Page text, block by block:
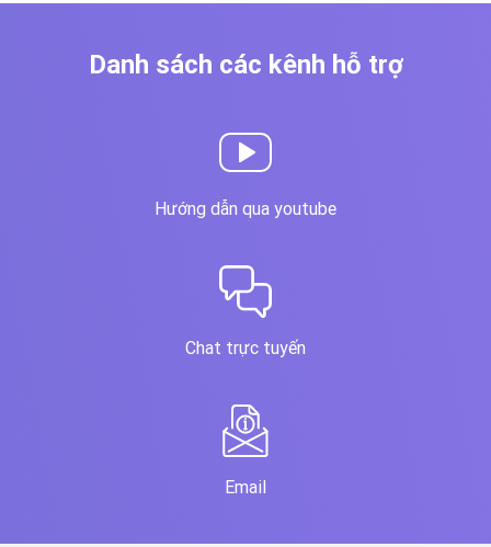
Danh sách các kênh hỗ trợ
Hướng dẫn qua youtube
Chat trực tuyến
Email